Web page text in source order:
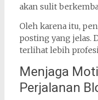
akan sulit
Oleh karena itu,
posting yang jelas.
terlihat lebih
Menjaga
Perjalanan